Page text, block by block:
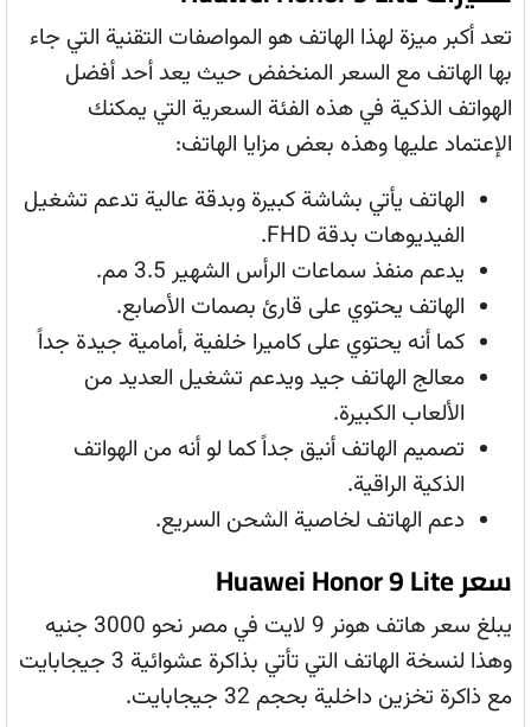
تعد أكبر ميزة لهذا الهاتف هو المواصفات التقنية التي جاء
بها الهاتف مع السعر المنخفض حيث يعد أحد أفضل
الهواتف الذكية في هذه الفئة السعرية التي يمكنك
الإعتماد عليها وهذه بعض مزايا الهاتف:
الهاتف يأتي بشاشة كبيرة وبدقة عالية تدعم تشغيل
الفيديوهات بدقة FHD.
يدعم منفذ سماعات الرأس الشهير 3.5 مم.
الهاتف يحتوي على قارئ بصمات الأصابع.
كما أنه يحتوي على كاميرا خلفية ,أمامية جيدة جداً
معالج الهاتف جيد ويدعم تشغيل العديد من
الألعاب الكبيرة.
تصميم الهاتف أنيق جداً كما لو أنه من الهواتف
الذكية الراقية.
دعم الهاتف لخاصية الشحن السريع.
سعر Huawei Honor 9 Lite
يبلغ سعر هاتف هونر 9 لايت في مصر نحو 3000 جنيه
وهذا لنسخة الهاتف التي تأتي بذاكرة عشوائية 3 جيجابايت
مع ذاكرة تخزين داخلية بحجم 32 جيجابايت.